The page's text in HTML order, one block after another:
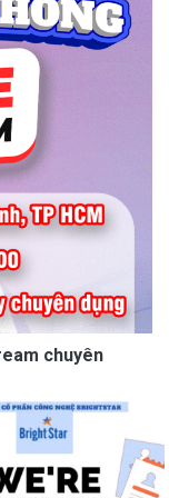
chuyên